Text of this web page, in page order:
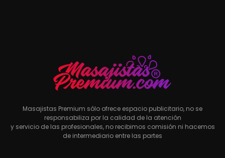
Masajistas Premium sólo ofrece espacio publicitario, no se
responsabiliza por la calidad de la atención
y servicio de las profesionales, no recibimos comisión ni hacemos
de intermediario entre las partes